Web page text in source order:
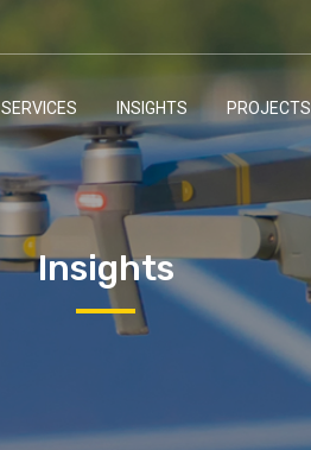
SERVICES INSIGHTS PROJECTS
Insights